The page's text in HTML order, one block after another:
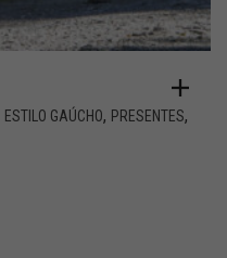
ESTILO GAÚCHO, PRESENTES,